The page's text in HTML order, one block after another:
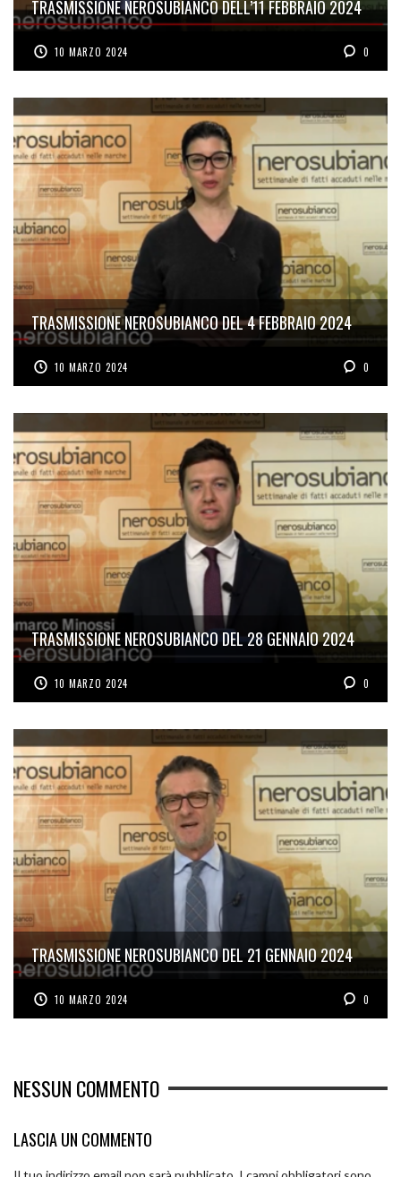
TRASMISSIONE NEROSUBIANCO DELL’11 FEBBRAIO 2024
10 MARZO 2024 0
TRASMISSIONE NEROSUBIANCO DEL 4 FEBBRAIO 2024
10 MARZO 2024 0
TRASMISSIONE NEROSUBIANCO DEL 28 GENNAIO 2024
10 MARZO 2024 0
TRASMISSIONE NEROSUBIANCO DEL 21 GENNAIO 2024
10 MARZO 2024 0
NESSUN COMMENTO
LASCIA UN COMMENTO